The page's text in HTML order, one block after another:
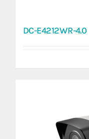
DC-E4212WR-4.0